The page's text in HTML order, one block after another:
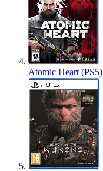
Atomic Heart (PS5)